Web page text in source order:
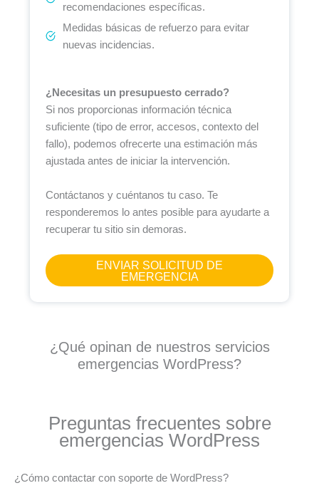
recomendaciones específicas.
Medidas básicas de refuerzo para evitar
nuevas incidencias.
¿Necesitas un presupuesto cerrado?
Si nos proporcionas información técnica
suficiente (tipo de error, accesos, contexto del
fallo), podemos ofrecerte una estimación más
ajustada antes de iniciar la intervención.
Contáctanos y cuéntanos tu caso. Te
responderemos lo antes posible para ayudarte a
recuperar tu sitio sin demoras.
ENVIAR SOLICITUD DE
EMERGENCIA
¿Qué opinan de nuestros servicios
emergencias WordPress?
Preguntas frecuentes sobre
emergencias WordPress
¿Cómo contactar con soporte de WordPress?